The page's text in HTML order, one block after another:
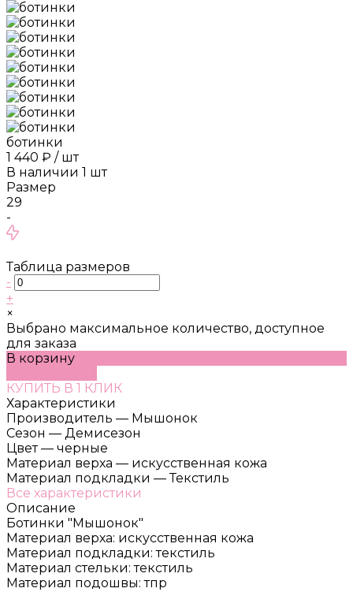
ботинки
1 440 ₽ / шт
В наличии 1 шт
Размер
29
-
Таблица размеров
-
+
×
Выбрано максимальное количество, доступное
для заказа
В корзину
КУПИТЬ В 1 КЛИК
Характеристики
Производитель — Мышонок
Сезон — Демисезон
Цвет — черные
Материал верха — искусственная кожа
Материал подкладки — Текстиль
Все характеристики
Описание
Ботинки "Мышонок"
Материал верха: искусственная кожа
Материал подкладки: текстиль
Материал стельки: текстиль
Материал подошвы: тпр